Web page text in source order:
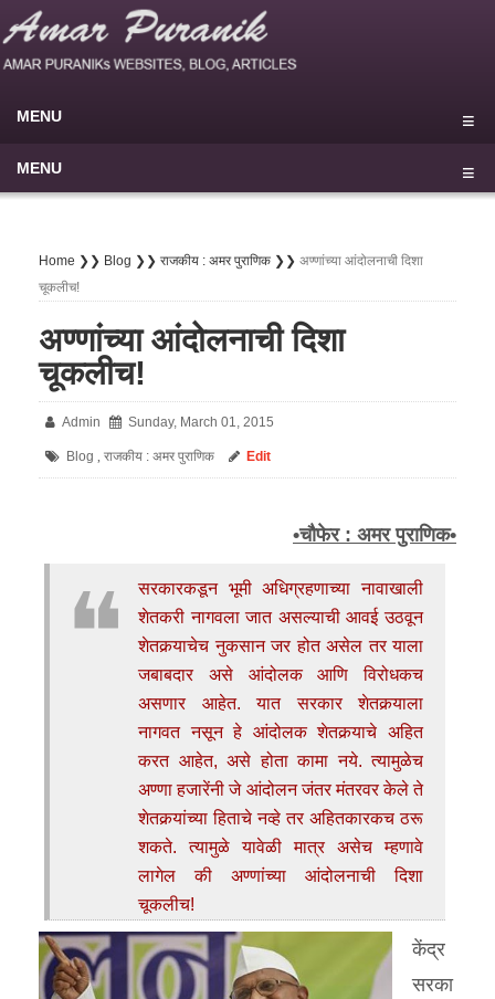
MENU
Home
My Sites
About
Privacy Policy
Disclaimer
Terms of use
MENU
राष्ट्रीय
आंतरराष्ट्रीय
परराष्ट्र
राजकीय
सामाजिक
व्यक्तीविशेष
नानासाहेब वळसंगकर
Home ❯❯ Blog ❯❯ राजकीय : अमर पुराणिक ❯❯ अण्णांच्या आंदोलनाची दिशा
चूकलीच!
अण्णांच्या आंदोलनाची दिशा
चूकलीच!
Admin Sunday, March 01, 2015
Blog राजकीय : अमर पुराणिक Edit
•चौफेर : अमर पुराणिक•
सरकारकडून भूमी अधिग्रहणाच्या नावाखाली
शेतकरी नागवला जात असल्याची आवई उठवून
शेतकर्‍याचेच नुकसान जर होत असेल तर याला
जबाबदार असे आंदोलक आणि विरोधकच
असणार आहेत. यात सरकार शेतकर्‍याला
नागवत नसून हे आंदोलक शेतकर्‍याचे अहित
करत आहेत, असे होता कामा नये. त्यामुळेच
अण्णा हजारेंनी जे आंदोलन जंतर मंतरवर केले ते
शेतकर्‍यांच्या हिताचे नव्हे तर अहितकारकच ठरू
शकते. त्यामुळे यावेळी मात्र असेच म्हणावे
लागेल की अण्णांच्या आंदोलनाची दिशा
चूकलीच!
केंद्र
सरका